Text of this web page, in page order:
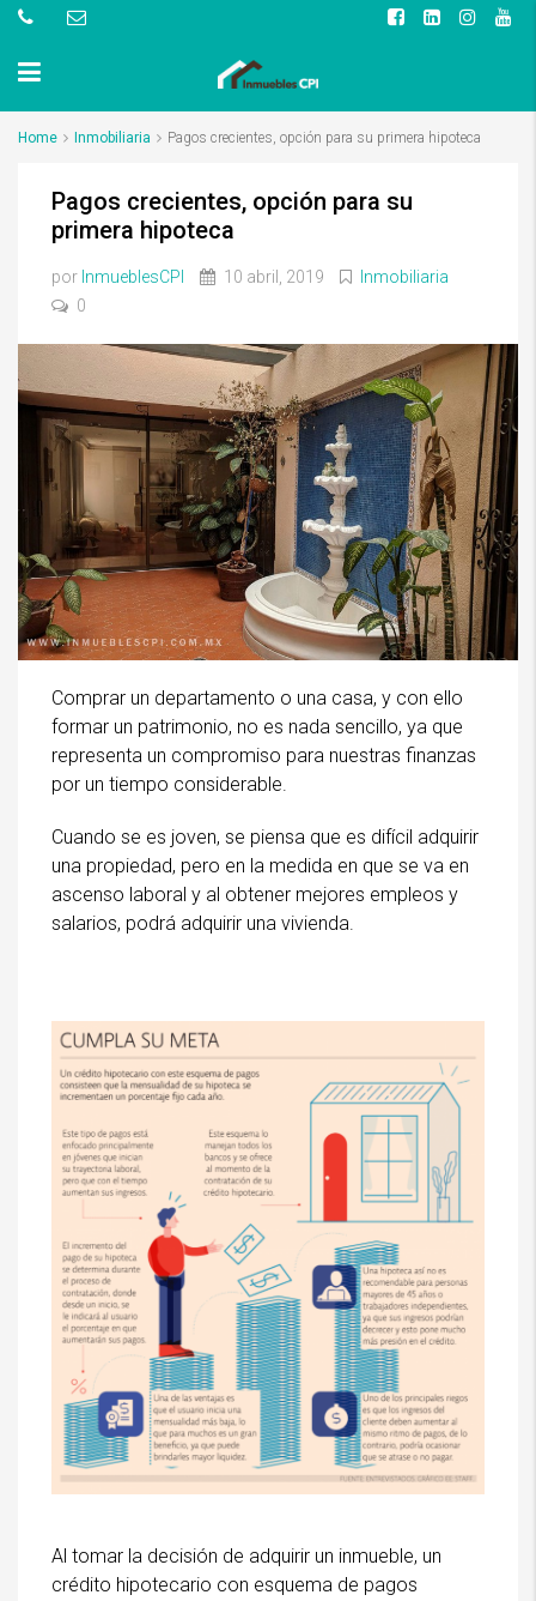
Home Inmobiliaria Pagos crecientes, opción para su primera hipoteca
Pagos crecientes, opción para su
primera hipoteca
por InmueblesCPI 10 abril, 2019
Inmobiliaria
0
Comprar un departamento o una casa, y con ello
formar un patrimonio, no es nada sencillo, ya que
representa un compromiso para nuestras finanzas
por un tiempo considerable.
Cuando se es joven, se piensa que es difícil adquirir
una propiedad, pero en la medida en que se va en
ascenso laboral y al obtener mejores empleos y
salarios, podrá adquirir una vivienda.
Al tomar la decisión de adquirir un inmueble, un
crédito hipotecario con esquema de pagos